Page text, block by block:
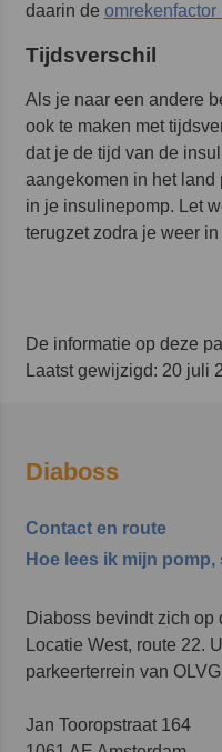
daarin de
Tijdsverschil
Als je naar een andere
ook te maken met
dat je de tijd van de
aangekomen in het land
in je insulinepomp. Let
terugzet zodra je weer
De informatie op deze
Laatst gewijzigd: 20 juli
Diaboss
Contact en route
Hoe lees ik mijn
Diaboss bevindt zich op
Locatie West, route 22.
parkeerterrein van
Jan Tooropstraat 164